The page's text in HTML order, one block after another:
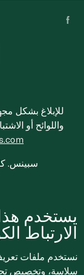
للإبلاغ بشكل
واللوائح أو
© 2020-
يستخدم
الارتباط
نستخدم ملفات
سلاسة، وتخصيص